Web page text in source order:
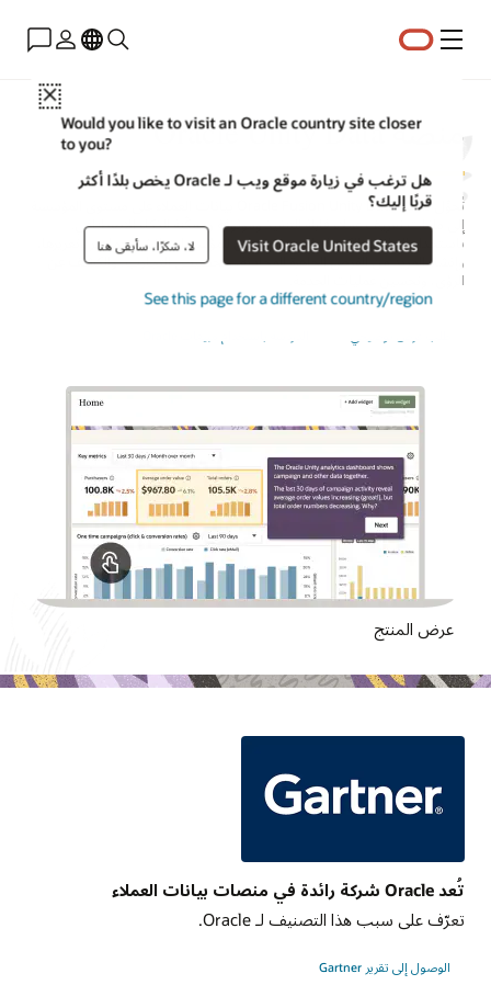
القائمة
Close
Would you like to visit an Oracle country site closer
to you?
هل ترغب في زيارة موقع ويب لـ Oracle يخص بلدًا أكثر
قربًا إليك؟
Visit Oracle United States لا، شكرًا، سأبقى هنا
See this page for a different country/region
منصة Oracle Unity Data
إلى ملفات تعريف عملاء قابلة للتنفيذ وموثوقة وممكّنة للذكاء الاصطناعي.
باستخدام البيانات الكاملة والموحدة، يمكن للمؤسسات إنشاء جماهير وتعزيزها،
وإنشاء المزيد من الفرص الجاهزة للمحادثة، وتخصيص التجارب، والكشف عن
الرؤى، وتحسين عمليات الخدمة.
عرض المنتج
تُعد Oracle شركة رائدة في منصات بيانات العملاء
تعرّف على سبب هذا التصنيف لـ Oracle.
الوصول إلى تقرير Gartner